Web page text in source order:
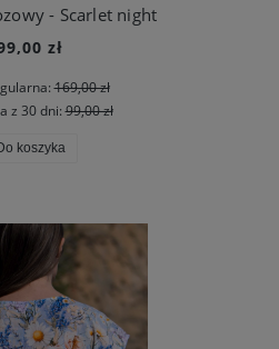
- Scarlet night
zł
169,00 zł
z 30 dni:99,00 zł
koszyka